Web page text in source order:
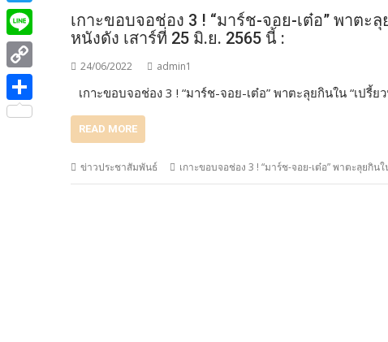
เกาะขอบจอช่อง 3 ! “มาร์ช-จอย-เต๋อ” พาตะ
หนังดัง เสาร์ที่ 25 มิ.ย. 2565 นี้ :
24/06/2022 admin1
เกาะขอบจอช่อง 3 ! “มาร์ช-จอย-เต๋อ” พาตะลุยกินใน “เปรี้
READ MORE
ข่าวประชาสัมพันธ์ เกาะขอบจอช่อง 3 ! “มาร์ช-จอย-เต๋อ” พาตะลุยกิน
a
c
e
b
o
T
w
i
t
t
L
i
n
C
o
S